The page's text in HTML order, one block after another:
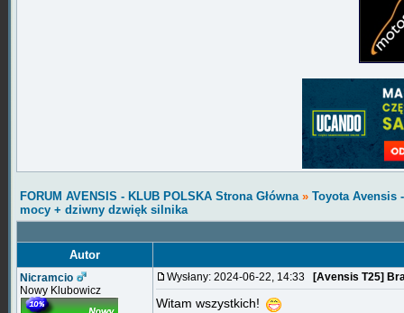
FORUM AVENSIS - KLUB POLSKA Strona Główna» Toyota Avensis
mocy + dziwny dzwięk silnika
Autor
Nicramcio
Nowy Klubowicz
Wysłany: 2024-06-22, 14:33 [Avensis T25]
Witam wszystkich!